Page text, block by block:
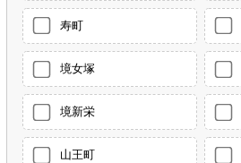
寿町
境女塚
境新栄
山王町